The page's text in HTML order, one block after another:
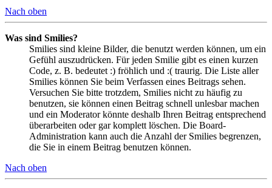
Nach oben
Was sind Smilies?
Smilies sind kleine Bilder, die benutzt werden können, um ein
Gefühl auszudrücken. Für jeden Smilie gibt es einen kurzen
Code, z. B. bedeutet :) fröhlich und :( traurig. Die Liste aller
Smilies können Sie beim Verfassen eines Beitrags sehen.
Versuchen Sie bitte trotzdem, Smilies nicht zu häufig zu
benutzen, sie können einen Beitrag schnell unlesbar machen
und ein Moderator könnte deshalb Ihren Beitrag entsprechend
überarbeiten oder gar komplett löschen. Die Board-
Administration kann auch die Anzahl der Smilies begrenzen,
die Sie in einem Beitrag benutzen können.
Nach oben